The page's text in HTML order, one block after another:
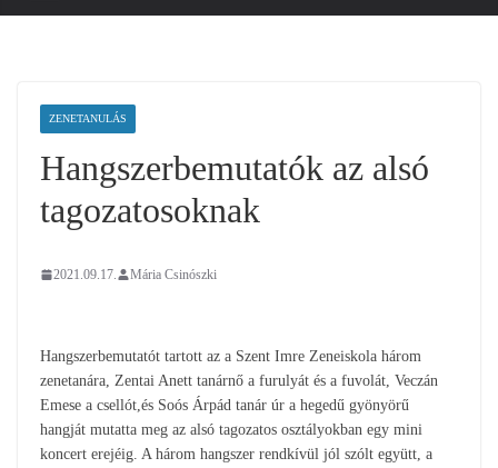
ZENETANULÁS
Hangszerbemutatók az alsó
tagozatosoknak
2021.09.17. Mária Csinószki
Hangszerbemutatót tartott az a Szent Imre Zeneiskola három
zenetanára, Zentai Anett tanárnő a furulyát és a fuvolát, Veczán
Emese a csellót,és Soós Árpád tanár úr a hegedű gyönyörű
hangját mutatta meg az alsó tagozatos osztályokban egy mini
koncert erejéig. A három hangszer rendkívül jól szólt együtt, a